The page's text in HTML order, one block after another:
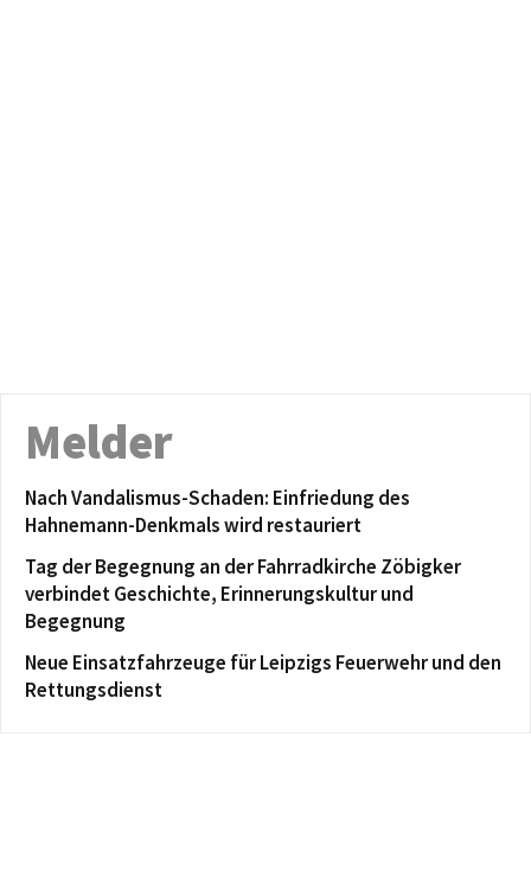
Melder
Nach Vandalismus-Schaden: Einfriedung des
Hahnemann-Denkmals wird restauriert
Tag der Begegnung an der Fahrradkirche Zöbigker
verbindet Geschichte, Erinnerungskultur und
Begegnung
Neue Einsatzfahrzeuge für Leipzigs Feuerwehr und den
Rettungsdienst